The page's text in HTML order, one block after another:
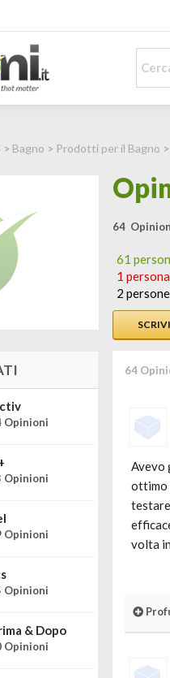
> Bagno > Prodotti per il Bagno
64
61
1
2
64
Avevo
ottimo
volta
Opinioni
Opinioni
Opinioni
Opinioni
& Dopo
Opinioni